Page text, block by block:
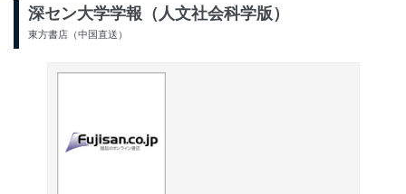
深セン大学学報（人文社会科学版）
東方書店（中国直送）